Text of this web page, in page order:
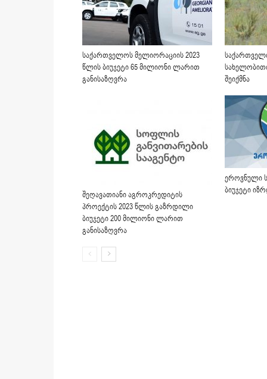
საქართველოს მელიორაციის 2023
წლის ბიუჯეტი 65 მილიონი ლარით
განისაზღვრა
შეიქმნა
შეღავათიანი აგროკრედიტის
პროექტის 2023 წლის გაზრდილი
ბიუჯეტი 200 მილიონი ლარით
განისაზღვრა
ეროვნული
ბიუჯეტი